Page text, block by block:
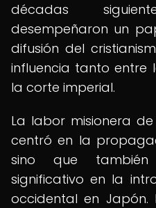
décadas
desempeñaron un
difusión del
influencia tanto entre
la corte imperial.
La labor misionera
centró en la
sino que
significativo en la
occidental en Japón.